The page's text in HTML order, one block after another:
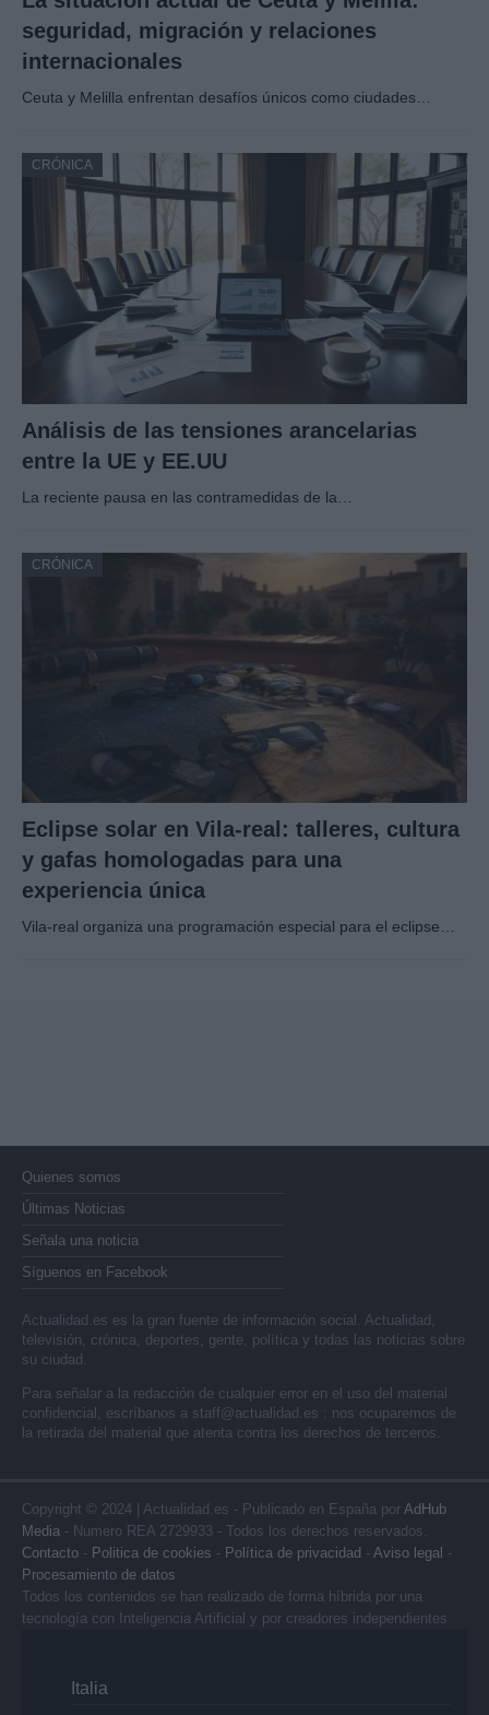
seguridad, migración y relaciones
internacionales
Ceuta y Melilla enfrentan desafíos únicos como ciudades…
CRÓNICA
Análisis de las tensiones arancelarias
entre la UE y EE.UU
La reciente pausa en las contramedidas de la…
CRÓNICA
Eclipse solar en Vila-real: talleres, cultura
y gafas homologadas para una
experiencia única
Vila-real organiza una programación especial para el eclipse…
Quienes somos
Últimas Noticias
Señala una noticia
Síguenos en Facebook
Actualidad.es es la gran fuente de información social. Actualidad,
televisión, crónica, deportes, gente, política y todas las noticias sobre
su ciudad.
Para señalar a la redacción de cualquier error en el uso del material
confidencial, escríbanos a staff@actualidad.es : nos ocuparemos de
la retirada del material que atenta contra los derechos de terceros.
Copyright © 2024 | Actualidad.es - Publicado en España por AdHub
Media - Numero REA 2729933 - Todos los derechos reservados.
Contacto - Politica de cookies - Política de privacidad - Aviso legal -
Procesamiento de datos
Todos los contenidos se han realizado de forma híbrida por una
tecnología con Inteligencia Artificial y por creadores independientes
Italia